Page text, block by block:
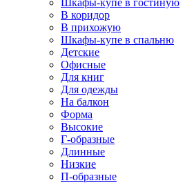
Шкафы-купе в гостиную
В коридор
В прихожую
Шкафы-купе в спальню
Детские
Офисные
Для книг
Для одежды
На балкон
Форма
Высокие
Г-образные
Длинные
Низкие
П-образные